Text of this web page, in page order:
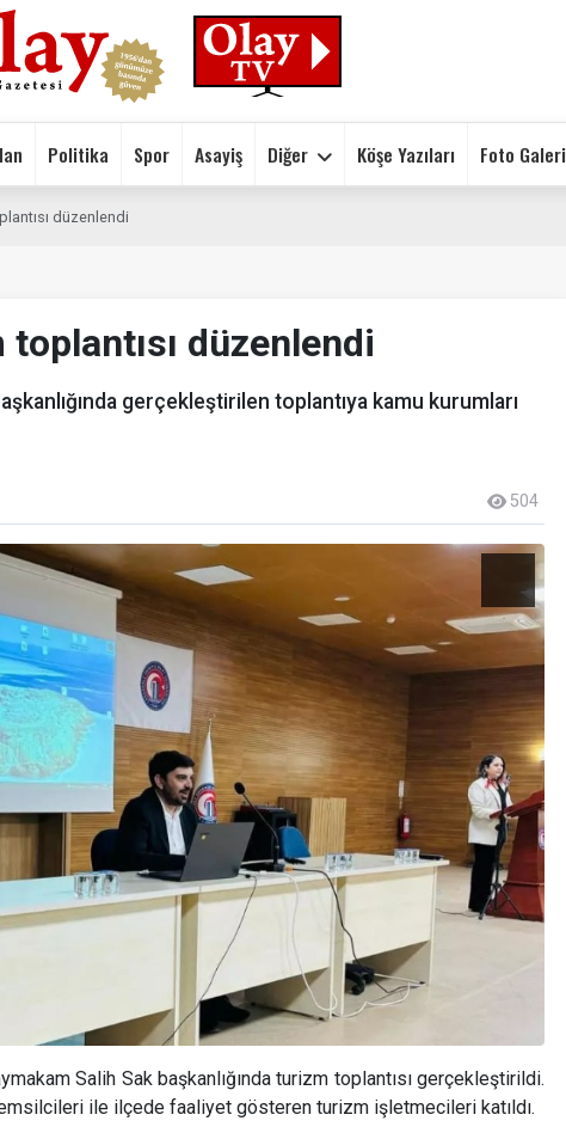
Politika Spor Asayiş Diğer Köşe Yazıları Foto Galeri
düzenlendi
toplantısı düzenlendi
gerçekleştirilen toplantıya kamu kurumları
504
Salih Sak başkanlığında turizm toplantısı gerçekleştirildi.
ile ilçede faaliyet gösteren turizm işletmecileri katıldı.